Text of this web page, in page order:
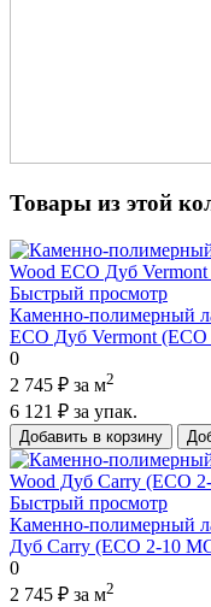
Товары из этой
Быстрый просмотр
Каменно-полимерный
ECO Дуб Vermont
0
2 745 ₽ за м2
6 121 ₽ за упак.
Добавить в корзину
Быстрый просмотр
Каменно-полимерный
Дуб Carry (ECO 2-10
0
2 745 ₽ за м2